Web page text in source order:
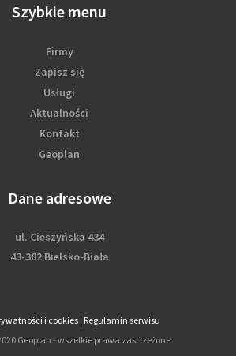
Szybkie menu
Firmy
Zapisz się
Usługi
Aktualności
Kontakt
Geoplan
Dane adresowe
ul. Cieszyńska 434
43-382 Bielsko-Biała
i cookies| Regulamin serwisu
Geoplan - wszelkie prawa zastrzeżone